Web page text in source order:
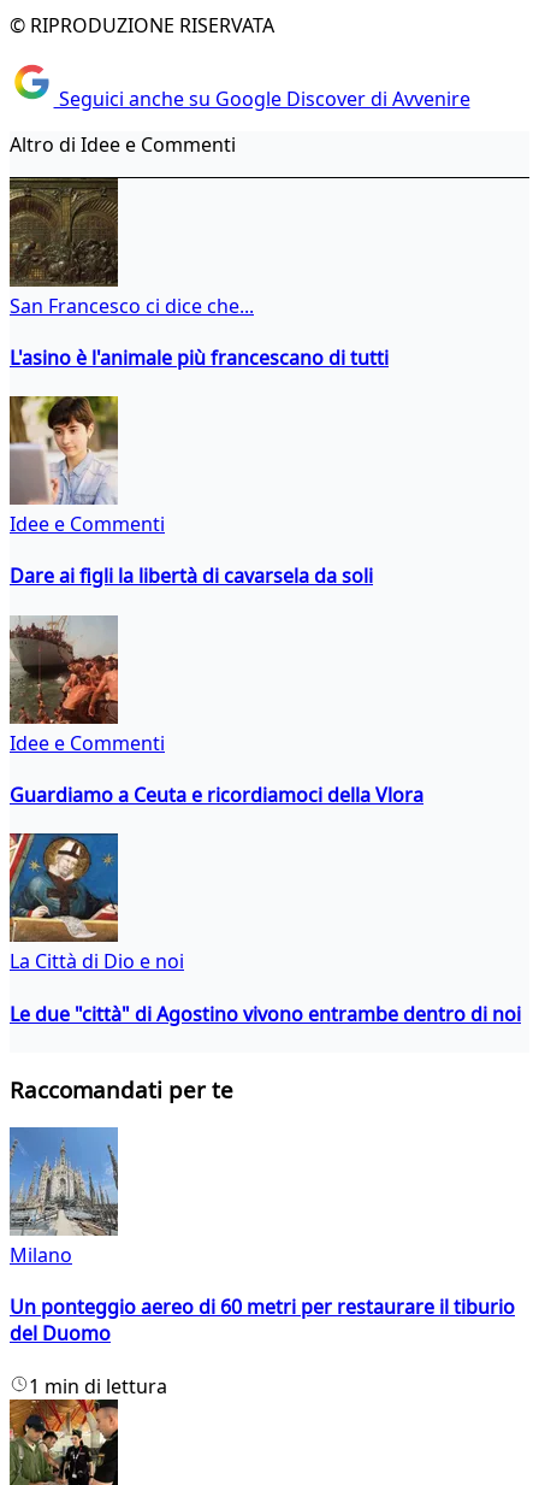
© RIPRODUZIONE RISERVATA
Seguici anche su Google Discover di Avvenire
Altro di Idee e Commenti
San Francesco ci dice che...
L'asino è l'animale più francescano di tutti
Idee e Commenti
Dare ai figli la libertà di cavarsela da soli
Idee e Commenti
Guardiamo a Ceuta e ricordiamoci della Vlora
La Città di Dio e noi
Le due "città" di Agostino vivono entrambe dentro di noi
Raccomandati per te
Milano
Un ponteggio aereo di 60 metri per restaurare il tiburio
del Duomo
1 min di lettura